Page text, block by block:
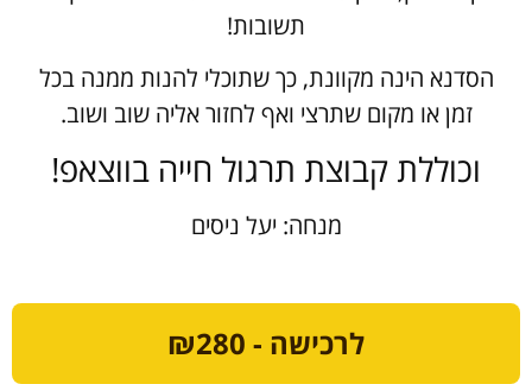
תשובות!
הסדנא הינה מקוונת, כך שתוכלי להנות ממנה בכל
זמן או מקום שתרצי ואף לחזור אליה שוב ושוב.
וכוללת קבוצת תרגול חייה בווצאפ!
מנחה: יעל ניסים
לרכישה - ₪280